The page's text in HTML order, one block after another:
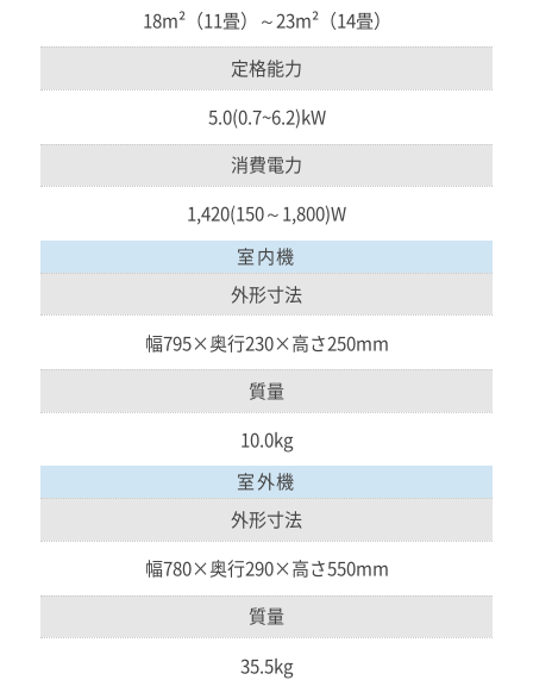
18m²（11畳）～23m²（14畳）
定格能力
5.0(0.7~6.2)kW
消費電力
1,420(150～1,800)W
室内機
外形寸法
幅795×奥行230×高さ250mm
質量
10.0kg
室外機
外形寸法
幅780×奥行290×高さ550mm
質量
35.5kg